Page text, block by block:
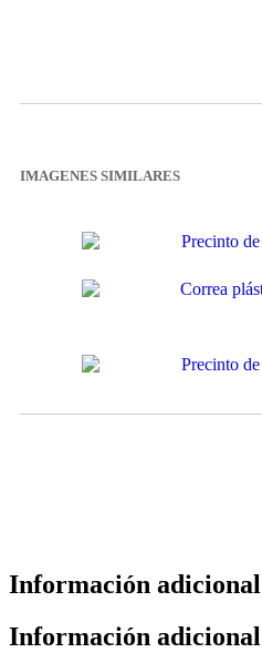
IMAGENES SIMILARES
Información adicional
Información adicional